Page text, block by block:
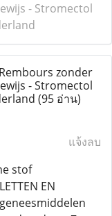
- Stromectol
zonder
- Stromectol
(95 อ่าน)
แจ้งลบ
stof
EN